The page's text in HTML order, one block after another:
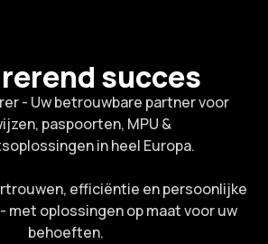
succes
- Uw betrouwbare partner voor
paspoorten, MPU &
in heel Europa.
efficiëntie en persoonlijke
met oplossingen op maat voor uw
behoeften.